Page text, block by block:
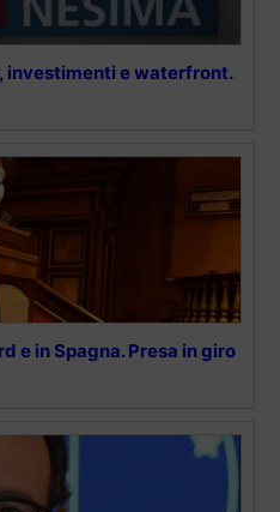
investimenti e waterfront.
e in Spagna. Presa in giro